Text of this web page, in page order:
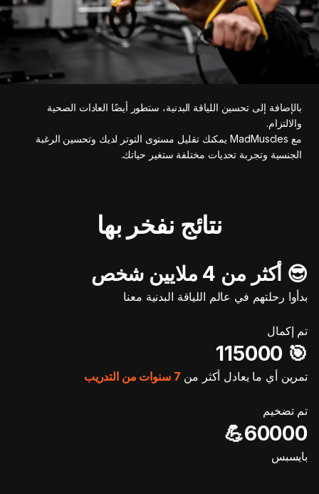
بالإضافة إلى تحسين اللياقة البدنية، ستطور أيضًا العادات الصحية
والالتزام.
مع MadMuscles يمكنك تقليل مستوى التوتر لديك وتحسين الرغبة
الجنسية وتجربة تحديات مختلفة ستغير حياتك.
نتائج نفخر بها
😎 أكثر من 4 ملايين شخص
بدأوا رحلتهم في عالم اللياقة البدنية معنا
تم إكمال
🎯️ 115000
تمرين أي ما يعادل أكثر من 7 سنوات من التدريب
تم تضخيم
60000💪
بايسبس